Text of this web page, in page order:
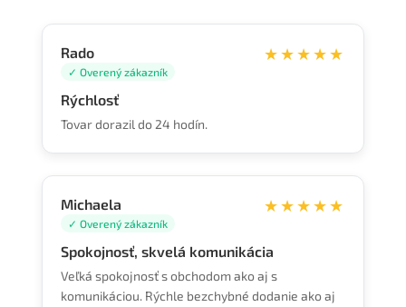
Rado
✓ Overený zákazník
★★★★★
Rýchlosť
Tovar dorazil do 24 hodín.
Michaela
✓ Overený zákazník
★★★★★
Spokojnosť, skvelá komunikácia
Veľká spokojnosť s obchodom ako aj s
komunikáciou. Rýchle bezchybné dodanie ako aj